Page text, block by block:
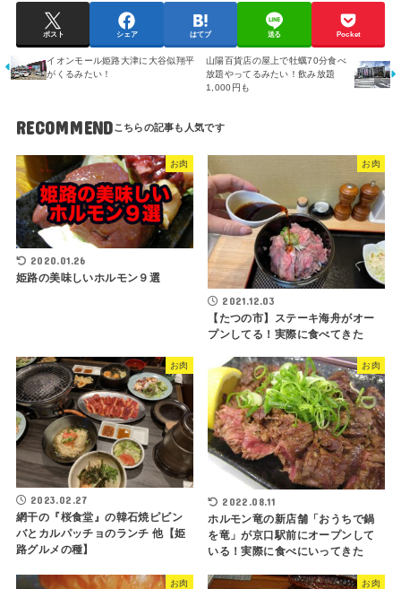
ポスト シェア はてブ 送る Pocket
イオンモール姫路大津に大谷似翔平
がくるみたい！
山陽百貨店の屋上で牡蠣70分食べ
放題やってるみたい！飲み放題
1,000円も
RECOMMEND
お肉
2020.01.26
姫路の美味しいホルモン９選
お肉
2021.12.03
【たつの市】ステーキ海舟がオー
プンしてる！実際に食べてきた
お肉
2023.02.27
網干の『桜食堂』の韓石焼ピビン
バとカルパッチョのランチ 他【姫
路グルメの種】
お肉
2022.08.11
ホルモン竜の新店舗「おうちで鍋
を竜」が京口駅前にオープンして
いる！実際に食べにいってきた
お肉 お肉